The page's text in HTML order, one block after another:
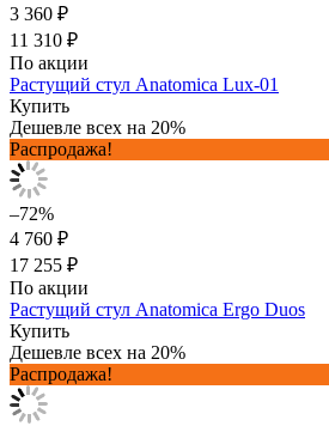
3 360 ₽
11 310 ₽
По акции
Растущий стул Anatomica Lux-01
Купить
Дешевле всех на 20%
Распродажа!
–72%
4 760 ₽
17 255 ₽
По акции
Растущий стул Anatomica Ergo Duos
Купить
Дешевле всех на 20%
Распродажа!